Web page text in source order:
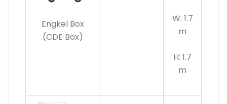
Engkel Box
(CDE Box)
W: 1.7
m
H: 1.7
m